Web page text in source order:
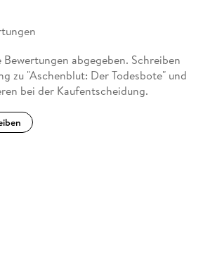
abgegeben. Schreiben
zu "Aschenblut: Der Todesbote" und
bei der Kaufentscheidung.